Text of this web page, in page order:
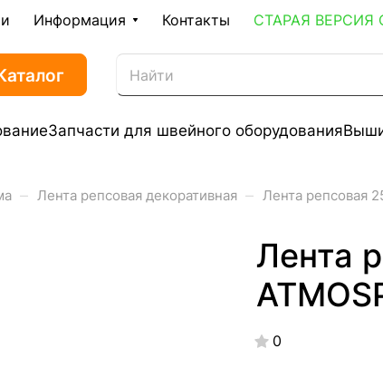
Информация Контакты СТАРАЯ ВЕРСИЯ
Запчасти для швейного оборудования
– Лента репсовая декоративная – Лента репсовая
Лента
0